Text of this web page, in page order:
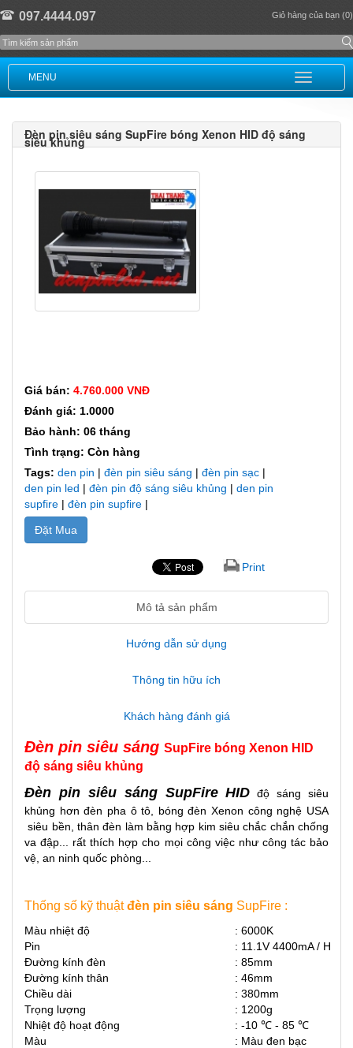
097.4444.097 Giỏ hàng của bạn (0)
MENU
Đèn pin siêu sáng SupFire bóng Xenon HID độ sáng
siêu khủng
Giá bán: 4.760.000 VNĐ
Đánh giá: 1.0000
Bảo hành: 06 tháng
Tình trạng: Còn hàng
Tags: den pin | đèn pin siêu sáng | đèn pin sạc |
den pin led | đèn pin độ sáng siêu khủng | den pin
supfire | đèn pin supfire |
Đặt Mua
Print
Mô tả sản phẩm
Hướng dẫn sử dụng
Thông tin hữu ích
Khách hàng đánh giá
Đèn pin siêu sáng SupFire bóng Xenon HID
độ sáng siêu khủng
Đèn pin siêu sáng SupFire HID độ sáng siêu
khủng hơn đèn pha ô tô, bóng đèn Xenon công nghệ USA
siêu bền, thân đèn làm bằng hợp kim siêu chắc chắn chống
va đập... rất thích hợp cho mọi công việc như công tác bảo
vệ, an ninh quốc phòng...
Thống số kỹ thuậtđèn pin siêu sáng SupFire :
Màu nhiệt độ : 6000K
Pin
: 11.1V 4400mA / H
Đường kính đèn
: 85mm
Đường kính thân
: 46mm
Chiều dài
: 380mm
Trọng lượng
: 1200g
Nhiệt độ hoạt động
: -10 ℃ - 85 ℃
Màu
: Màu đen bạc